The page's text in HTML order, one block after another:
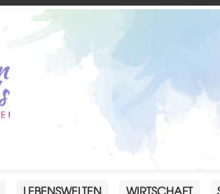
LEBENSWELTEN WIRTSCHAFT